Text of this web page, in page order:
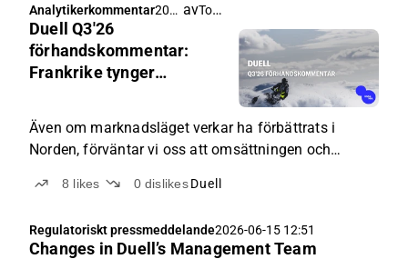
Analytikerkommentar202
06-
04:4
av Tommi Saarinen
Duell Q3'26
förhandskommentar:
Frankrike tynger
balansräkningen
Även om marknadsläget verkar ha förbättrats i
Norden, förväntar vi oss att omsättningen och
jämförelseperioden, framför allt till följd av det
8 likes 0 dislikes Duell
Regulatoriskt pressmeddelande2026-06-15 12:51
Changes in Duell’s Management Team